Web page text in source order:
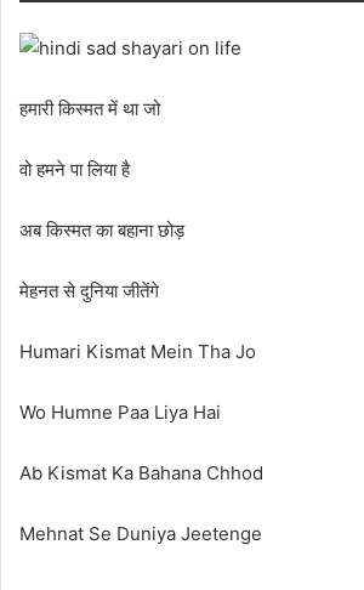
हमारी किस्मत में था जो
वो हमने पा लिया है
अब किस्मत का बहाना छोड़
मेहनत से दुनिया जीतेंगे
Humari Kismat Mein Tha Jo
Wo Humne Paa Liya Hai
Ab Kismat Ka Bahana Chhod
Mehnat Se Duniya Jeetenge